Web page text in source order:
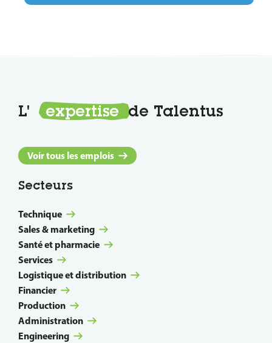
L' expertise de Talentus
Voir tous les emplois
Secteurs
Technique
Sales & marketing
Santé et pharmacie
Services
Logistique et distribution
Financier
Production
Administration
Engineering